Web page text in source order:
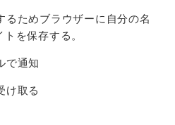
るためブラウザーに自分の名
を保存する。
で通知
け取る